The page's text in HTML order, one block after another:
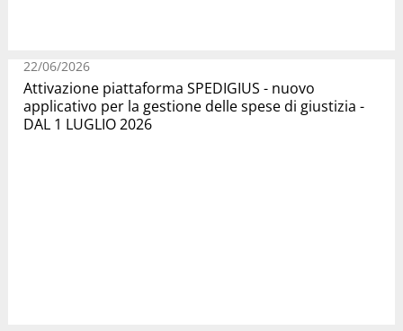
22/06/2026
Attivazione piattaforma SPEDIGIUS - nuovo
applicativo per la gestione delle spese di giustizia -
DAL 1 LUGLIO 2026